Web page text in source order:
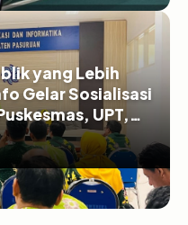
yang Lebih
Gelar Sosialisasi
UPT,
Pasuruan